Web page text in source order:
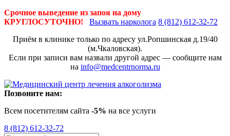
Срочное выведение из запоя на дому
КРУГЛОСУТОЧНО!
Вызвать нарколога 8 (812) 612-32-72
Приём в клинике только по адресу ул.Ропшинская д.19/40
(м.Чкаловская).
Если при записи вам назвали другой адрес — сообщите нам
на info@medcentrnorma.ru
Позвоните нам:
Всем посетителям сайта -5% на все услуги
8 (812) 612-32-72